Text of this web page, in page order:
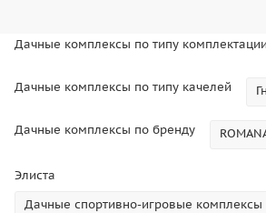
Дачные комплексы по типу комплектации
Дачные комплексы по типу качелей
Дачные комплексы по бренду
Элиста
Дачные спортивно-игровые комплексы